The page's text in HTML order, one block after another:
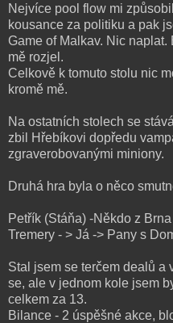
Nejvíce pool flow mi
kousance za politiku a pak
Game of Malkav. Nic
mě rozjel.
Celkově k tomuto stolu nic
kromě mě.
Na ostatních stolech se
zbil Hřebíkovi dopředu
zgraverobovanými miniony.
Druhá hra byla o něco
Petřík (Stáňa) -Někdo z
Tremery - > Já -> Pany s
Stal jsem se terčem dealů a
se, ale v jednom kole jsem
celkem za 13.
Bilance - 2 úspěšné akce,